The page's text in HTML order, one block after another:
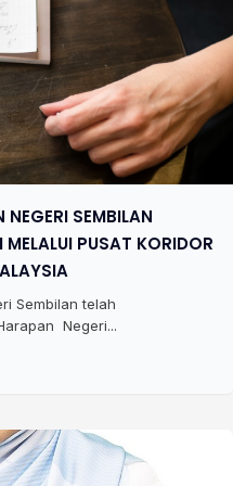
NEGERI SEMBILAN
PUSAT KORIDOR
Sembilan telah
Negeri...